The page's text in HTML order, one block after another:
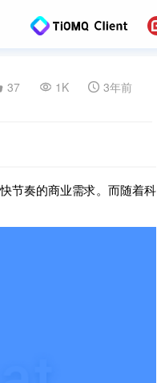
37 1K 3年前
节奏的商业需求。而随着科